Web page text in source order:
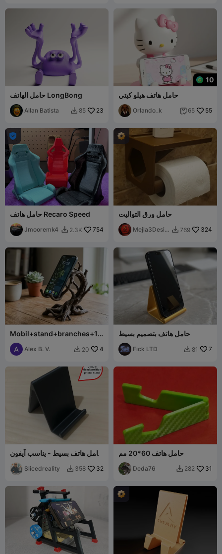
حامل الهاتف LongBong
Allan Batista  85 23
10
حامل هاتف هيلو كيتي
Orlando_k  65 55

حامل هاتف Recaro Speed
Jmooremk4  2.3K 754
حامل ورق التواليت
Mejla3Desig
 769 324
Mobil+stand+branches+10
0+mm+tall
Alex B. V.  20 4
حامل هاتف بتصميم بسيط
Fick LTD  81 7
حامل هاتف بسيط - يناسب آيفون
والعديد من الأجهزة الأخرى
Slicedreality  358 32
حامل هاتف 60*20 مم
Deda76  282 31